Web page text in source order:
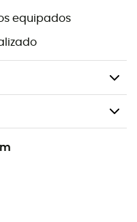
equipados
armazenamento feita
de grandes vias /